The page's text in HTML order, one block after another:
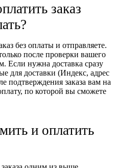
заказ
без оплаты и отправляете.
после проверки вашего
Если нужна доставка сразу
для доставки (Индекс, адрес
подтверждения заказа вам на
по которой вы сможете
и оплатить